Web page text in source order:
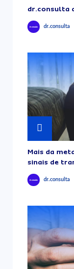
dr.consulta
dr.consulta
Mais da
sinais de
dr.consulta